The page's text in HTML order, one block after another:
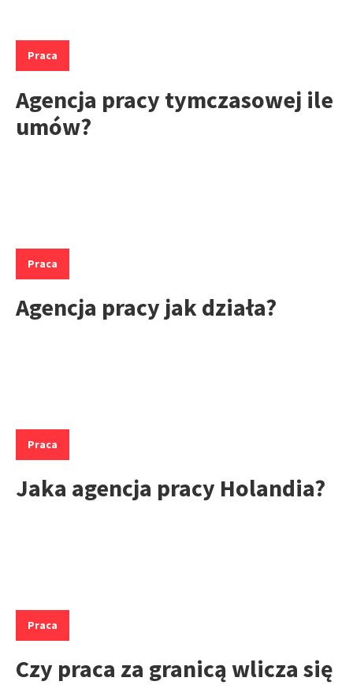
Kategorie:
Praca
Agencja pracy tymczasowej ile
umów?
Kategorie:
Praca
Agencja pracy jak działa?
Kategorie:
Praca
Jaka agencja pracy Holandia?
Kategorie:
Praca
Czy praca za granicą wlicza się